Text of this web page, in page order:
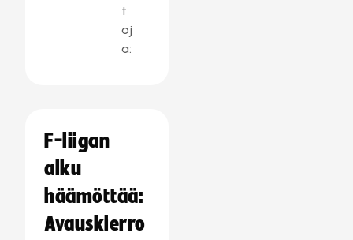
t
oj
a:
F-liigan
alku
häämöttää:
Avauskierro